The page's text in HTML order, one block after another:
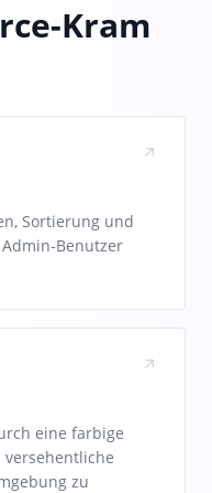
Kram
Sortierung und
Benutzer
eine farbige
versehentliche
zu